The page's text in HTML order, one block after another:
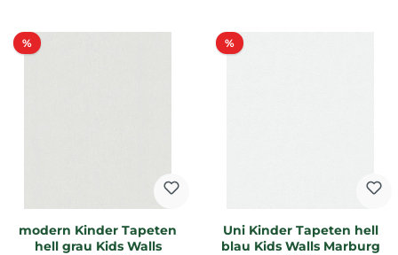
%Rabatt
modern Kinder Tapeten
hell grau Kids Walls
%Rabatt
Uni Kinder Tapeten hell
blau Kids Walls Marburg